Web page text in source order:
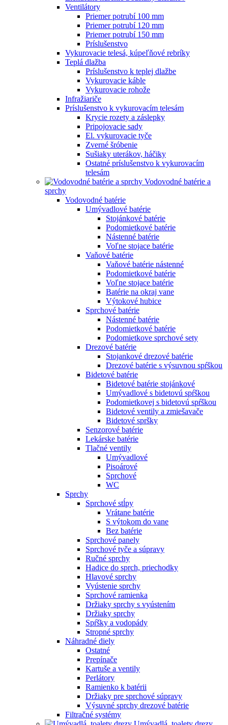
Ventilátory
Priemer potrubí 100 mm
Priemer potrubí 120 mm
Priemer potrubí 150 mm
Príslušenstvo
Vykurovacie telesá, kúpeľňové rebríky
Teplá dlažba
Príslušenstvo k teplej dlažbe
Vykurovacie káble
Vykurovacie rohože
Infražiariče
Príslušenstvo k vykurovacím telesám
Krycie rozety a záslepky
Pripojovacie sady
El. vykurovacie tyče
Zverné šróbenie
Sušiaky uterákov, háčiky
Ostatné príslušenstvo k vykurovacím
telesám
Vodovodné batérie a
sprchy
Vodovodné batérie
Umývadlové batérie
Stojánkové batérie
Podomietkové batérie
Nástenné batérie
Voľne stojace batérie
Vaňové batérie
Vaňové batérie nástenné
Podomietkové batérie
Voľne stojace batérie
Batérie na okraj vane
Výtokové hubice
Sprchové batérie
Nástenné batérie
Podomietkové batérie
Podomietkove sprchové sety
Drezové batérie
Stojankové drezové batérie
Drezové batérie s výsuvnou spŕškou
Bidetové batérie
Bidetové batérie stojánkové
Umývadlové s bidetovú spŕškou
Podomietkovej s bidetovú spŕškou
Bidetové ventily a zmiešavače
Bidetové spršky
Senzorové batérie
Lekárske batérie
Tlačné ventily
Umývadlové
Pisoárové
Sprchové
WC
Sprchy
Sprchové stĺpy
Vrátane batérie
S výtokom do vane
Bez batérie
Sprchové panely
Sprchové tyče a súpravy
Ručné sprchy
Hadice do sprch, priechodky
Hlavové sprchy
Vyústenie sprchy
Sprchové ramienka
Držiaky sprchy s vyústením
Držiaky sprchy
Spŕšky a vodopády
Stropné sprchy
Náhradné diely
Ostatné
Prepínače
Kartuše a ventily
Perlátory
Ramienko k batérii
Držiaky pre sprchové súpravy
Výsuvné sprchy drezové batérie
Filtračné systémy